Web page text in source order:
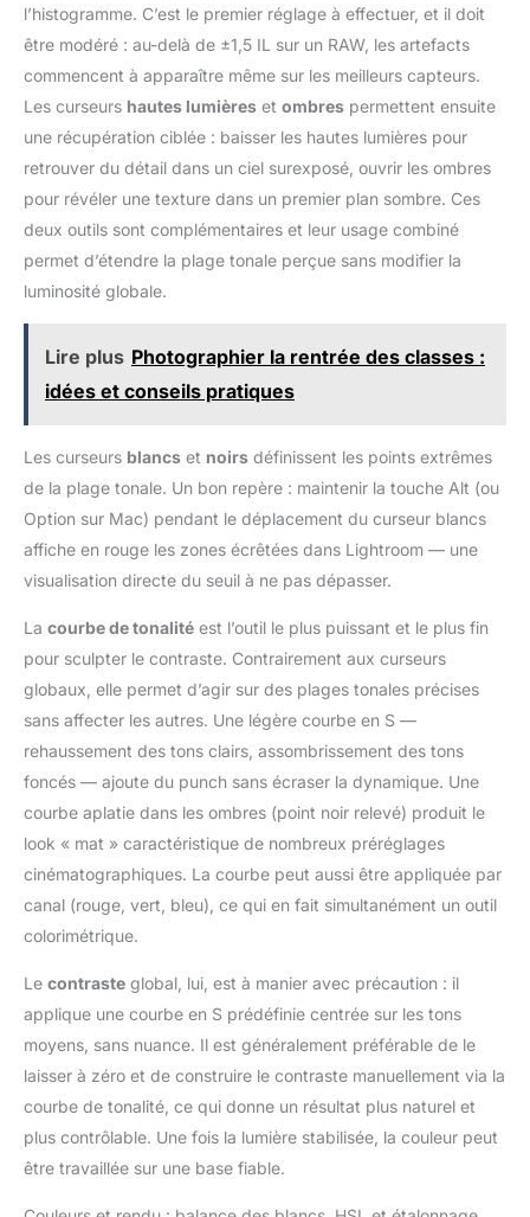
l’histogramme. C’est le premier réglage à effectuer, et il doit
être modéré : au-delà de ±1,5 IL sur un RAW, les artefacts
commencent à apparaître même sur les meilleurs capteurs.
Les curseurs hautes lumières et ombres permettent ensuite
une récupération ciblée : baisser les hautes lumières pour
retrouver du détail dans un ciel surexposé, ouvrir les ombres
pour révéler une texture dans un premier plan sombre. Ces
deux outils sont complémentaires et leur usage combiné
permet d’étendre la plage tonale perçue sans modifier la
luminosité globale.
Lire plus Photographier la rentrée des classes :
idées et conseils pratiques
Les curseurs blancs et noirs définissent les points extrêmes
de la plage tonale. Un bon repère : maintenir la touche Alt (ou
Option sur Mac) pendant le déplacement du curseur blancs
affiche en rouge les zones écrêtées dans Lightroom — une
visualisation directe du seuil à ne pas dépasser.
La courbe de tonalité est l’outil le plus puissant et le plus fin
pour sculpter le contraste. Contrairement aux curseurs
globaux, elle permet d’agir sur des plages tonales précises
sans affecter les autres. Une légère courbe en S —
rehaussement des tons clairs, assombrissement des tons
foncés — ajoute du punch sans écraser la dynamique. Une
courbe aplatie dans les ombres (point noir relevé) produit le
look « mat » caractéristique de nombreux préréglages
cinématographiques. La courbe peut aussi être appliquée par
canal (rouge, vert, bleu), ce qui en fait simultanément un outil
colorimétrique.
Le contraste global, lui, est à manier avec précaution : il
applique une courbe en S prédéfinie centrée sur les tons
moyens, sans nuance. Il est généralement préférable de le
laisser à zéro et de construire le contraste manuellement via la
courbe de tonalité, ce qui donne un résultat plus naturel et
plus contrôlable. Une fois la lumière stabilisée, la couleur peut
être travaillée sur une base fiable.